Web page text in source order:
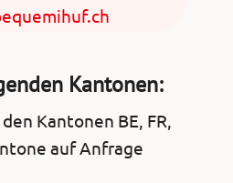
Kantonen:
Kantonen BE, FR,
auf Anfrage